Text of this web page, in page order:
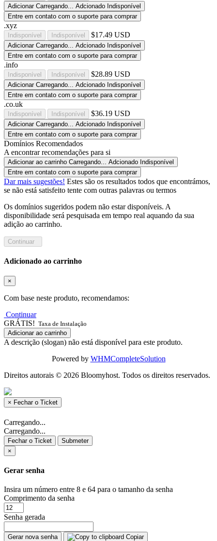
Adicionar Carregando... Adcionado Indisponível
Entre em contato com o suporte para comprar
.xyz
Indisponível Indisponível $17.49 USD
Adicionar Carregando... Adcionado Indisponível
Entre em contato com o suporte para comprar
.info
Indisponível Indisponível $28.89 USD
Adicionar Carregando... Adcionado Indisponível
Entre em contato com o suporte para comprar
.co.uk
Indisponível Indisponível $36.19 USD
Adicionar Carregando... Adcionado Indisponível
Entre em contato com o suporte para comprar
Domínios Recomendados
A encontrar recomendações para si
Adicionar ao carrinho Carregando... Adcionado Indisponível
Entre em contato com o suporte para comprar
Dar mais sugestões! Estes são os resultados todos que encontrámos,
se não está satisfeito tente com outras palavras ou termos
Os domínios sugeridos podem não estar disponíveis. A
disponibilidade será pesquisada em tempo real aquando da sua
adição ao carrinho.
Adicionado ao carrinho
×
Com base neste produto, recomendamos:
Continuar
GRÁTIS! Taxa de Instalação
Adicionar ao carrinho
A descrição (slogan) não está disponível para este produto.
Powered by WHMCompleteSolution
Direitos autorais © 2026 Bloomyhost. Todos os direitos reservados.
× Fechar o Ticket
Carregando...
Carregando...
Fechar o Ticket
Submeter
×
Gerar senha
Insira um número entre 8 e 64 para o tamanho da senha
Comprimento da senha
Senha gerada
Gerar nova senha Copiar